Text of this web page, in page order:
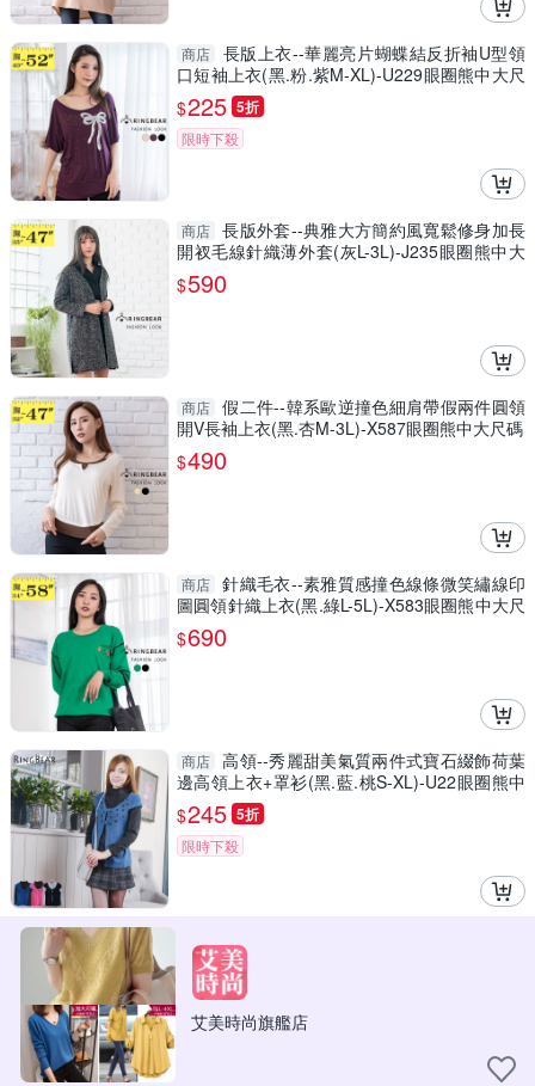
商店
長版上衣--華麗亮片蝴蝶結反折袖U型領
口短袖上衣(黑.粉.紫M-XL)-U229眼圈熊中大尺
碼
$225 5折
限時下殺
商店 長版外套--典雅大方簡約風寬鬆修身加長
開衩毛線針織薄外套(灰L-3L)-J235眼圈熊中大
尺碼
$590
商店 假二件--韓系歐逆撞色細肩帶假兩件圓領
開V長袖上衣(黑.杏M-3L)-X587眼圈熊中大尺碼
$490
商店 針織毛衣--素雅質感撞色線條微笑繡線印
圖圓領針織上衣(黑.綠L-5L)-X583眼圈熊中大尺
碼
$690
商店 高領--秀麗甜美氣質兩件式寶石綴飾荷葉
邊高領上衣+罩衫(黑.藍.桃S-XL)-U22眼圈熊中
大尺碼
$245 5折
限時下殺
艾美時尚旗艦店